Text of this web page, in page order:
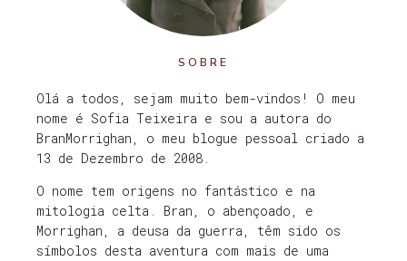
SOBRE
Olá a todos, sejam muito bem-vindos! O meu
nome é Sofia Teixeira e sou a autora do
BranMorrighan, o meu blogue pessoal criado a
13 de Dezembro de 2008.
O nome tem origens no fantástico e na
mitologia celta. Bran, o abençoado, e
Morrighan, a deusa da guerra, têm sido os
símbolos desta aventura com mais de uma